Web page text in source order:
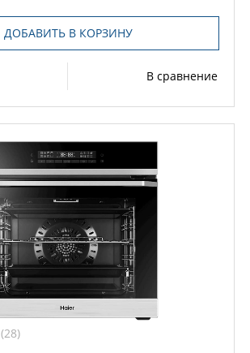
ДОБАВИТЬ В КОРЗИНУ
В сравнение
(28)